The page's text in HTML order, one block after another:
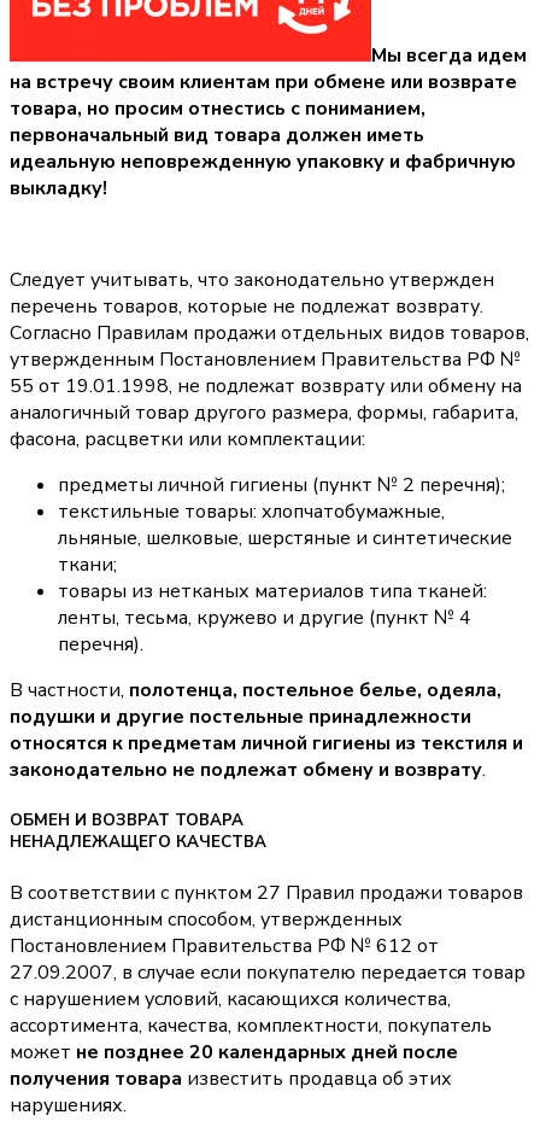
Мы всегда идем
на встречу своим клиентам при обмене или возврате
товара, но просим отнестись с пониманием,
первоначальный вид товара должен иметь
идеальную неповрежденную упаковку и фабричную
выкладку!
Следует учитывать, что законодательно утвержден
перечень товаров, которые не подлежат возврату.
Согласно Правилам продажи отдельных видов товаров,
утвержденным Постановлением Правительства РФ №
55 от 19.01.1998, не подлежат возврату или обмену на
аналогичный товар другого размера, формы, габарита,
фасона, расцветки или комплектации:
предметы личной гигиены (пункт № 2 перечня);
текстильные товары: хлопчатобумажные,
льняные, шелковые, шерстяные и синтетические
ткани;
товары из нетканых материалов типа тканей:
ленты, тесьма, кружево и другие (пункт № 4
перечня).
В частности, полотенца, постельное белье, одеяла,
подушки и другие постельные принадлежности
относятся к предметам личной гигиены из текстиля и
законодательно не подлежат обмену и возврату.
ОБМЕН И ВОЗВРАТ ТОВАРА
НЕНАДЛЕЖАЩЕГО КАЧЕСТВА
В соответствии с пунктом 27 Правил продажи товаров
дистанционным способом, утвержденных
Постановлением Правительства РФ № 612 от
27.09.2007, в случае если покупателю передается товар
с нарушением условий, касающихся количества,
ассортимента, качества, комплектности, покупатель
может не позднее 20 календарных дней после
получения товара известить продавца об этих
нарушениях.